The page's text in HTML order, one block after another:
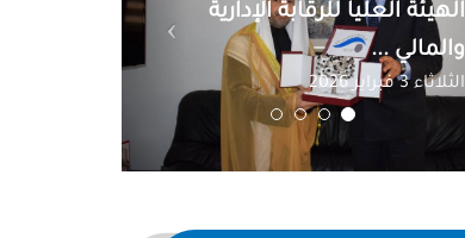
الهيئة العليا للرقابة الإدارية
والمالي ...
الثلاثاء 3 فبراير 2026